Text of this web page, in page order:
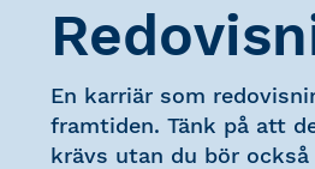
En karriär som
framtiden. Tänk på att
krävs utan du bör